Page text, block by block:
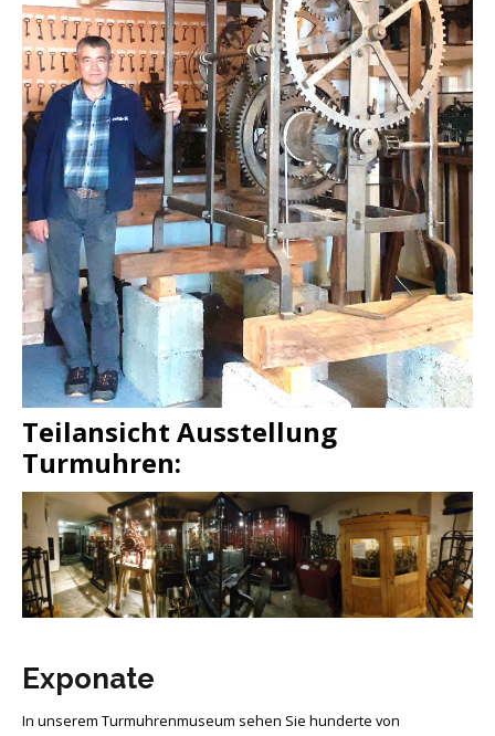
Teilansicht Ausstellung
Turmuhren:
Exponate
In unserem Turmuhrenmuseum sehen Sie hunderte von